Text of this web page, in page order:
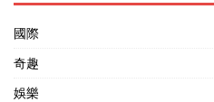
國際
奇趣
娛樂